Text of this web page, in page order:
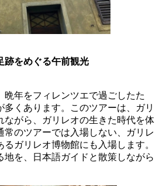
跡をめぐる午前観光
晩年をフィレンツエで過ごしたた
くあります。このツアーは、ガリ
ながら、ガリレオの生きた時代を体
常のツアーでは入場しない、ガリレ
ガリレオ博物館にも入場します。
地を、日本語ガイドと散策しながら